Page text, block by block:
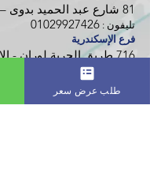
تابعونا على منصات
الاجتماعي
81 شارع عبد الحميد بدوى – النزهة
تليفون : 01029927426
فرع الإسكندرية
716 طريق الحرية لوران - الإسكندرية
01029927420
طلب عرض سعر